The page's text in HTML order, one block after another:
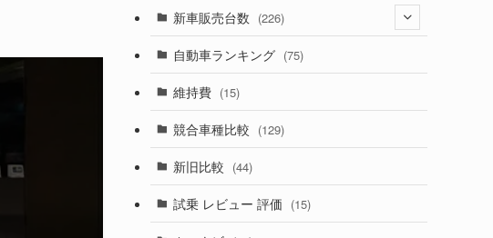
(525)
(356)
(328)
(194)
(230)
(253)
(188)
(242)
(85)
(84)
(14)
(222)
(28)
(8)
(3)
(3)
(5)
新車販売台数 (226)
(21)
(5)
(7)
自動車ランキング (75)
維持費 (15)
競合車種比較 (129)
新旧比較 (44)
試乗 レビュー 評価 (15)